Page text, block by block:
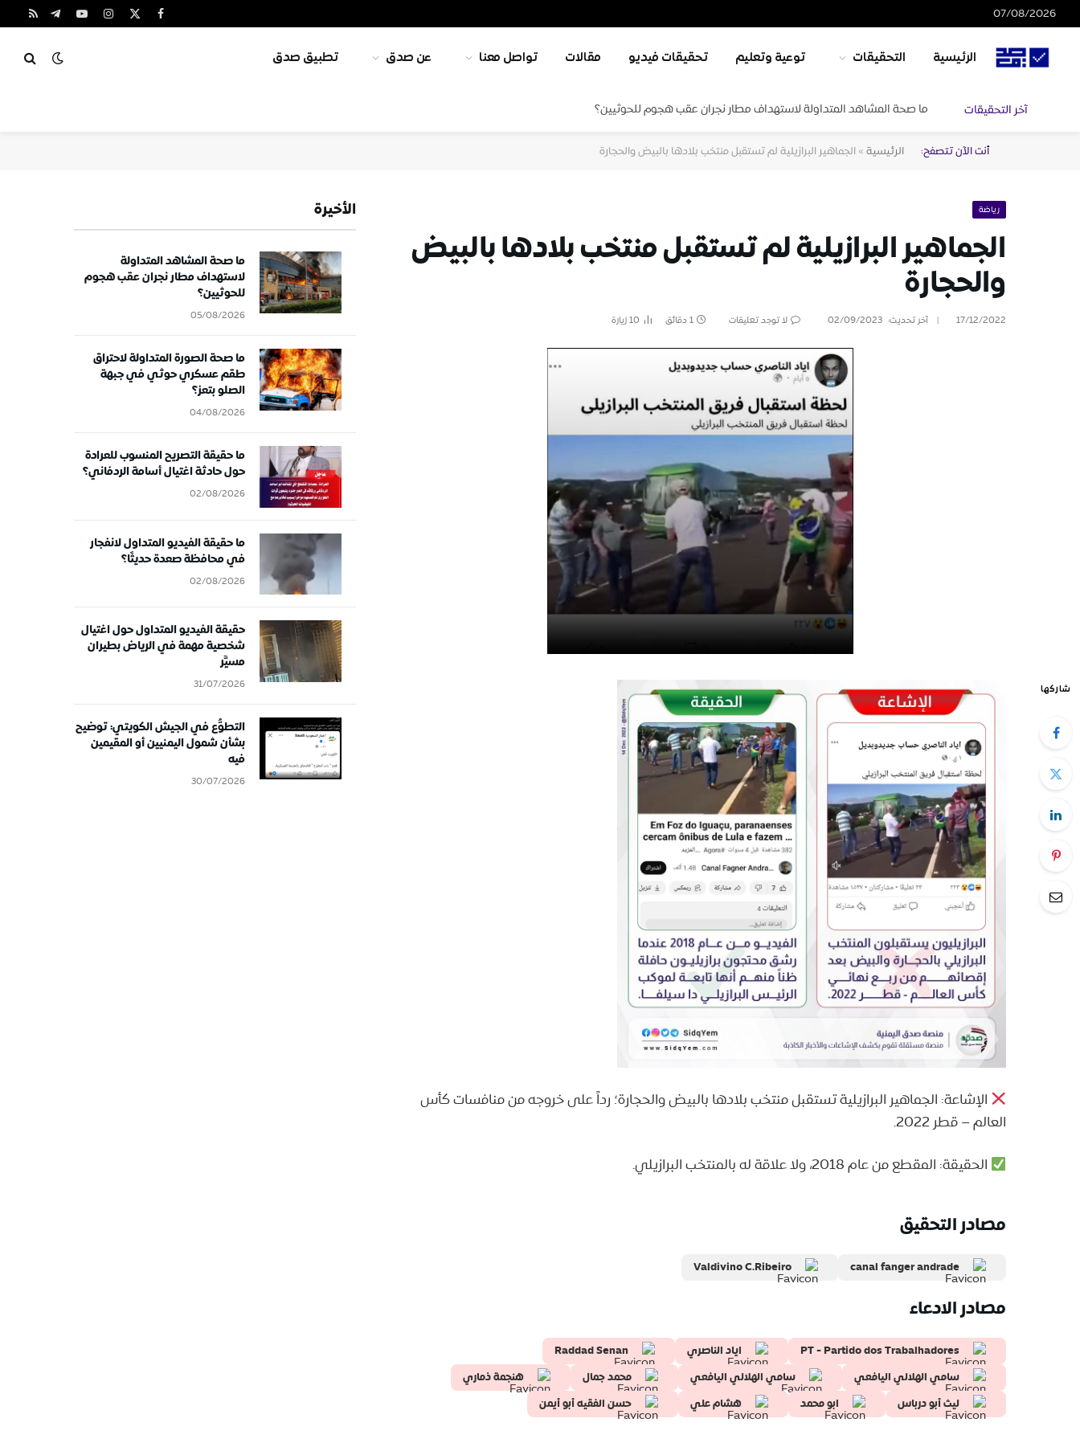
07/08/2026 فيسبوك
X
الانستغراميوتيوبتيلقرامRSS
الرئيسية التحقيقات توعية وتعليم تحقيقات فيديو مقالات تواصل معنا عن صدق تطبيق صدق
آخر التحقيقات ما صحة المشاهد المتداولة لاستهداف مطار نجران عقب هجوم للحوثيين؟
أنت الآن تتصفح: الرئيسية» الجماهير البرازيلية لم تستقبل منتخب بلادها بالبيض والحجارة
رياضة
الجماهير البرازيلية لم تستقبل منتخب بلادها بالبيض
والحجارة
17/12/2022 آخر تحديث: 02/09/2023 لا توجد تعليقات 1 دقائق 10زيارة
شاركها
الإشاعة: الجماهير البرازيلية تستقبل منتخب بلادها بالبيض والحجارة؛ رداً على خروجه من منافسات كأس
العالم – قطر 2022.
الحقيقة: المقطع من عام 2018، ولا علاقة له بالمنتخب البرازيلي.
مصادر التحقيق
canal fanger andrade
Valdivino C.Ribeiro
مصادر الادعاء
PT - Partido dos Trabalhadores اياد الناصري
Raddad Senan
سامي الهلالي اليافعي
سامي الهلالي اليافعي محمد جمال
هنجمة ذماري
ليث أبو درباس
ابو محمد هشام علي حسن الفقيه أبو أيمن
الأخيرة
ما صحة المشاهد المتداولة
لاستهداف مطار نجران عقب هجوم
للحوثيين؟
05/08/2026
ما صحة الصورة المتداولة لاحتراق
طقم عسكري حوثي في جبهة
الصلو بتعز؟
04/08/2026
ما حقيقة التصريح المنسوب للعرادة
حول حادثة اغتيال أسامة الردفاني؟
02/08/2026
ما حقيقة الفيديو المتداول لانفجار
في محافظة صعدة حديثًا؟
02/08/2026
حقيقة الفيديو المتداول حول اغتيال
شخصية مهمة في الرياض بطيران
مسيَّر
31/07/2026
التطوُّع في الجيش الكويتي: توضيح
بشأن شمول اليمنيين أو المقيمين
فيه
30/07/2026